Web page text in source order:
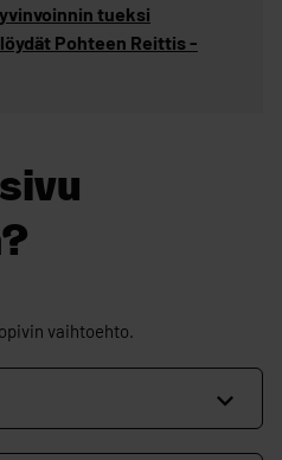
tueksi
Pohteen Reittis -
vaihtoehto.